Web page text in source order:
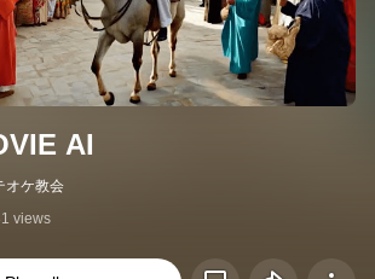
AI
オケ教会
views